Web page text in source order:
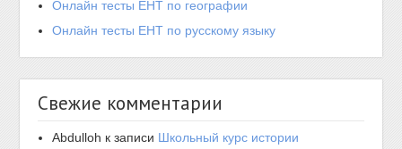
Онлайн тесты ЕНТ по географии
Онлайн тесты ЕНТ по русскому языку
Свежие комментарии
Abdulloh к записи Школьный курс истории